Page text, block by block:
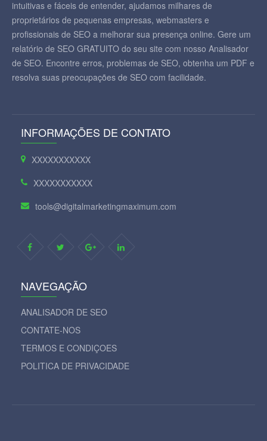
intuitivas e fáceis de entender, ajudamos milhares de
proprietários de pequenas empresas, webmasters e
profissionais de SEO a melhorar sua presença online. Gere um
relatório de SEO GRATUITO do seu site com nosso Analisador
de SEO. Encontre erros, problemas de SEO, obtenha um PDF e
resolva suas preocupações de SEO com facilidade.
INFORMAÇÕES DE CONTATO
XXXXXXXXXXX
XXXXXXXXXXX
tools@digitalmarketingmaximum.com
NAVEGAÇÃO
ANALISADOR DE SEO
CONTATE-NOS
TERMOS E CONDIÇOES
POLITICA DE PRIVACIDADE